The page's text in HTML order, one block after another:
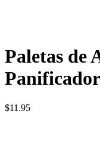
Paletas de
$11.95